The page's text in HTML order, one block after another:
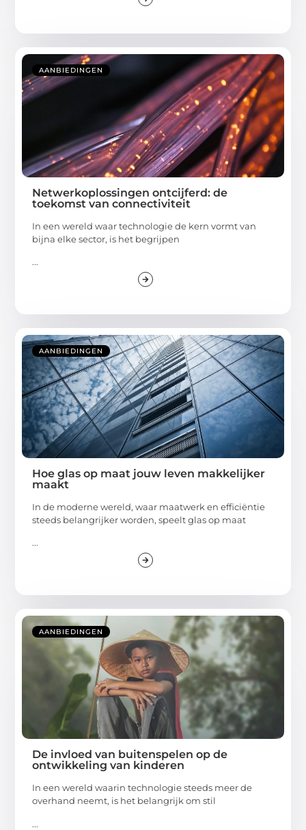
AANBIEDINGEN
Netwerkoplossingen ontcijferd: de
toekomst van connectiviteit
In een wereld waar technologie de kern vormt van
bijna elke sector, is het begrijpen
...
AANBIEDINGEN
Hoe glas op maat jouw leven makkelijker
maakt
In de moderne wereld, waar maatwerk en efficiëntie
steeds belangrijker worden, speelt glas op maat
...
AANBIEDINGEN
De invloed van buitenspelen op de
ontwikkeling van kinderen
In een wereld waarin technologie steeds meer de
overhand neemt, is het belangrijk om stil
...